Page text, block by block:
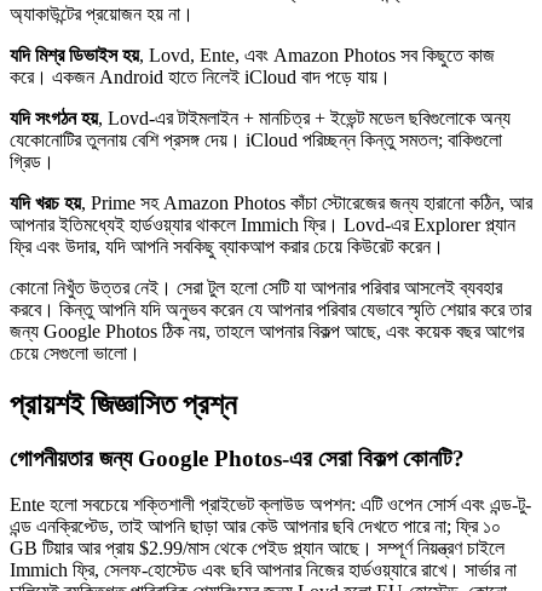
অ্যাকাউন্টের প্রয়োজন হয় না।
যদি মিশ্র ডিভাইস হয়, Lovd, Ente, এবং Amazon Photos সব কিছুতে কাজ
করে। একজন Android হাতে নিলেই iCloud বাদ পড়ে যায়।
যদি সংগঠন হয়, Lovd-এর টাইমলাইন + মানচিত্র + ইভেন্ট মডেল ছবিগুলোকে অন্য
যেকোনোটির তুলনায় বেশি প্রসঙ্গ দেয়। iCloud পরিচ্ছন্ন কিন্তু সমতল; বাকিগুলো
গ্রিড।
যদি খরচ হয়, Prime সহ Amazon Photos কাঁচা স্টোরেজের জন্য হারানো কঠিন, আর
আপনার ইতিমধ্যেই হার্ডওয়্যার থাকলে Immich ফ্রি। Lovd-এর Explorer প্ল্যান
ফ্রি এবং উদার, যদি আপনি সবকিছু ব্যাকআপ করার চেয়ে কিউরেট করেন।
কোনো নিখুঁত উত্তর নেই। সেরা টুল হলো সেটি যা আপনার পরিবার আসলেই ব্যবহার
করবে। কিন্তু আপনি যদি অনুভব করেন যে আপনার পরিবার যেভাবে স্মৃতি শেয়ার করে তার
জন্য Google Photos ঠিক নয়, তাহলে আপনার বিকল্প আছে, এবং কয়েক বছর আগের
চেয়ে সেগুলো ভালো।
প্রায়শই জিজ্ঞাসিত প্রশ্ন
গোপনীয়তার জন্য Google Photos-এর সেরা বিকল্প কোনটি?
Ente হলো সবচেয়ে শক্তিশালী প্রাইভেট ক্লাউড অপশন: এটি ওপেন সোর্স এবং এন্ড-টু-
এন্ড এনক্রিপ্টেড, তাই আপনি ছাড়া আর কেউ আপনার ছবি দেখতে পারে না; ফ্রি ১০
GB টিয়ার আর প্রায় $2.99/মাস থেকে পেইড প্ল্যান আছে। সম্পূর্ণ নিয়ন্ত্রণ চাইলে
Immich ফ্রি, সেলফ-হোস্টেড এবং ছবি আপনার নিজের হার্ডওয়্যারে রাখে। সার্ভার না